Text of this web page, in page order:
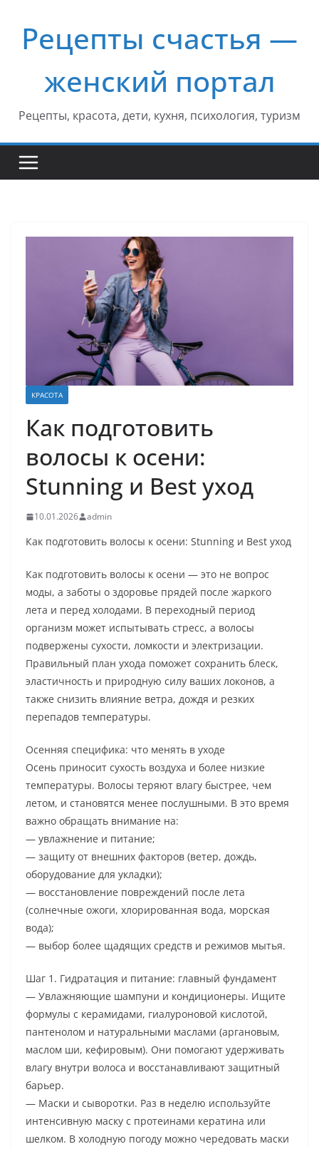
содержимому
Рецепты счастья —
женский портал
Рецепты, красота, дети, кухня, психология, туризм
КРАСОТА
Как подготовить
волосы к осени:
Stunning и Best уход
10.01.2026 admin
Как подготовить волосы к осени: Stunning и Best уход
Как подготовить волосы к осени — это не вопрос
моды, а заботы о здоровье прядей после жаркого
лета и перед холодами. В переходный период
организм может испытывать стресс, а волосы
подвержены сухости, ломкости и электризации.
Правильный план ухода поможет сохранить блеск,
эластичность и природную силу ваших локонов, а
также снизить влияние ветра, дождя и резких
перепадов температуры.
Осенняя специфика: что менять в уходе
Осень приносит сухость воздуха и более низкие
температуры. Волосы теряют влагу быстрее, чем
летом, и становятся менее послушными. В это время
важно обращать внимание на:
— увлажнение и питание;
— защиту от внешних факторов (ветер, дождь,
оборудование для укладки);
— восстановление повреждений после лета
(солнечные ожоги, хлорированная вода, морская
вода);
— выбор более щадящих средств и режимов мытья.
Шаг 1. Гидратация и питание: главный фундамент
— Увлажняющие шампуни и кондиционеры. Ищите
формулы с керамидами, гиалуроновой кислотой,
пантенолом и натуральными маслами (аргановым,
маслом ши, кефировым). Они помогают удерживать
влагу внутри волоса и восстанавливают защитный
барьер.
— Маски и сыворотки. Раз в неделю используйте
интенсивную маску с протеинами кератина или
шелком. В холодную погоду можно чередовать маски